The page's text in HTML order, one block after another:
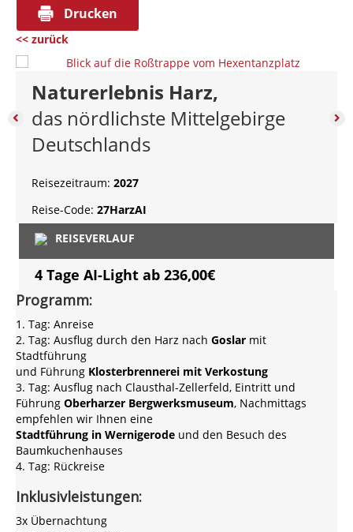
e
i
s
t
l
Z
i
e
a
h
u
t
e
Drucken
<< zurück
Naturerlebnis Harz,
das nördlichste Mittelgebirge
Deutschlands
Reisezeitraum: 2027
Reise-Code: 27HarzAI
REISEVERLAUF
4 Tage AI-Light ab 236,00€
Programm:
1. Tag: Anreise
2. Tag: Ausflug durch den Harz nach Goslar mit
Stadtführung
und Führung Klosterbrennerei mit Verkostung
3. Tag: Ausflug nach Clausthal-Zellerfeld, Eintritt und
Führung Oberharzer Bergwerksmuseum, Nachmittags
empfehlen wir Ihnen eine
Stadtführung in Wernigerode und den Besuch des
Baumkuchenhauses
4. Tag: Rückreise
Inklusivleistungen:
3x Übernachtung